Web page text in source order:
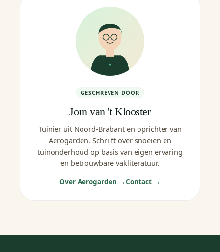
GESCHREVEN DOOR
Jorn van 't Klooster
Tuinier uit Noord-Brabant en oprichter van
Aerogarden. Schrijft over snoeien en
tuinonderhoud op basis van eigen ervaring
en betrouwbare vakliteratuur.
Over Aerogarden →Contact →